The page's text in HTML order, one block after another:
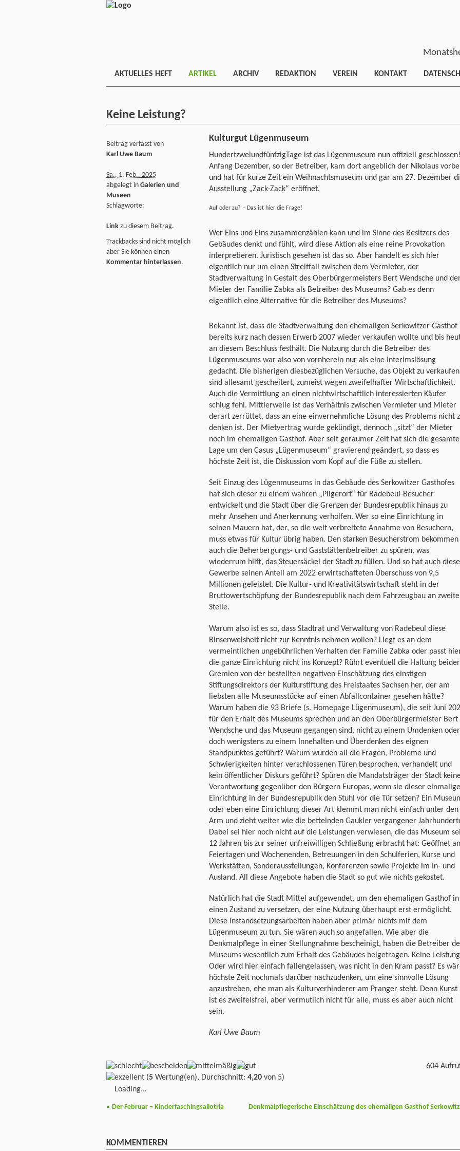
AKTUELLES HEFT ARTIKEL ARCHIV REDAKTION VEREIN KONTAKT
Keine Leistung?
Kulturgut Lügenmuseum
HundertzweiundfünfzigTage ist das Lügenmuseum nun offiziell geschlossen!
Anfang Dezember, so der Betreiber, kam dort angeblich der Nikolaus
und hat für kurze Zeit ein Weihnachtsmuseum und gar am 27. Dezember
Ausstellung „Zack-Zack“ eröffnet.
Auf oder zu? – Das ist hier die Frage!
Wer Eins und Eins zusammenzählen kann und im Sinne des Besitzers des
Gebäudes denkt und fühlt, wird diese Aktion als eine reine Provokation
interpretieren. Juristisch gesehen ist das so. Aber handelt es sich hier
eigentlich nur um einen Streitfall zwischen dem Vermieter, der
Stadtverwaltung in Gestalt des Oberbürgermeisters Bert Wendsche und
Mieter der Familie Zabka als Betreiber des Museums? Gab es denn
eigentlich eine Alternative für die Betreiber des Museums?
Bekannt ist, dass die Stadtverwaltung den ehemaligen Serkowitzer Gasthof
bereits kurz nach dessen Erwerb 2007 wieder verkaufen wollte und bis
an diesem Beschluss festhält. Die Nutzung durch die Betreiber des
Lügenmuseums war also von vornherein nur als eine Interimslösung
gedacht. Die bisherigen diesbezüglichen Versuche, das Objekt zu
sind allesamt gescheitert, zumeist wegen zweifelhafter Wirtschaftlichkeit.
Auch die Vermittlung an einen nichtwirtschaftlich interessierten Käufer
schlug fehl. Mittlerweile ist das Verhältnis zwischen Vermieter und Mieter
derart zerrüttet, dass an eine einvernehmliche Lösung des Problems nicht
denken ist. Der Mietvertrag wurde gekündigt, dennoch „sitzt“ der Mieter
noch im ehemaligen Gasthof. Aber seit geraumer Zeit hat sich die gesamte
Lage um den Casus „Lügenmuseum“ gravierend geändert, so dass es
höchste Zeit ist, die Diskussion vom Kopf auf die Füße zu stellen.
Seit Einzug des Lügenmuseums in das Gebäude des Serkowitzer Gasthofes
hat sich dieser zu einem wahren „Pilgerort“ für Radebeul-Besucher
entwickelt und die Stadt über die Grenzen der Bundesrepublik hinaus zu
mehr Ansehen und Anerkennung verholfen. Wer so eine Einrichtung in
seinen Mauern hat, der, so die weit verbreitete Annahme von Besuchern,
muss etwas für Kultur übrig haben. Den starken Besucherstrom bekommen
auch die Beherbergungs- und Gaststättenbetreiber zu spüren, was
wiederrum hilft, das Steuersäckel der Stadt zu füllen. Und so hat auch
Gewerbe seinen Anteil am 2022 erwirtschafteten Überschuss von 9,5
Millionen geleistet. Die Kultur- und Kreativitätswirtschaft steht in der
Bruttowertschöpfung der Bundesrepublik nach dem Fahrzeugbau an
Stelle.
Warum also ist es so, dass Stadtrat und Verwaltung von Radebeul diese
Binsenweisheit nicht zur Kenntnis nehmen wollen? Liegt es an dem
vermeintlichen ungebührlichen Verhalten der Familie Zabka oder passt
die ganze Einrichtung nicht ins Konzept? Rührt eventuell die Haltung beider
Gremien von der bestellten negativen Einschätzung des einstigen
Stiftungsdirektors der Kulturstiftung des Freistaates Sachsen her, der am
liebsten alle Museumsstücke auf einen Abfallcontainer gesehen hätte?
Warum haben die 93 Briefe (s. Homepage Lügenmuseum), die seit Juni
für den Erhalt des Museums sprechen und an den Oberbürgermeister Bert
Wendsche und das Museum gegangen sind, nicht zu einem Umdenken oder
doch wenigstens zu einem Innehalten und Überdenken des eignen
Standpunktes geführt? Warum wurden all die Fragen, Probleme und
Schwierigkeiten hinter verschlossenen Türen besprochen, verhandelt und
kein öffentlicher Diskurs geführt? Spüren die Mandatsträger der Stadt
Verantwortung gegenüber den Bürgern Europas, wenn sie dieser
Einrichtung in der Bundesrepublik den Stuhl vor die Tür setzen? Ein
oder eben eine Einrichtung dieser Art klemmt man nicht einfach unter den
Arm und zieht weiter wie die bettelnden Gaukler vergangener
Dabei sei hier noch nicht auf die Leistungen verwiesen, die das Museum
12 Jahren bis zur seiner unfreiwilligen Schließung erbracht hat: Geöffnet an
Feiertagen und Wochenenden, Betreuungen in den Schulferien, Kurse und
Werkstätten, Sonderausstellungen, Konferenzen sowie Projekte im In- und
Ausland. All diese Angebote haben die Stadt so gut wie nichts gekostet.
Natürlich hat die Stadt Mittel aufgewendet, um den ehemaligen Gasthof in
einen Zustand zu versetzen, der eine Nutzung überhaupt erst ermöglicht.
Diese Instandsetzungsarbeiten haben aber primär nichts mit dem
Lügenmuseum zu tun. Sie wären auch so angefallen. Wie aber die
Denkmalpflege in einer Stellungnahme bescheinigt, haben die Betreiber
Museums wesentlich zum Erhalt des Gebäudes beigetragen. Keine
Oder wird hier einfach fallengelassen, was nicht in den Kram passt? Es
höchste Zeit nochmals darüber nachzudenken, um eine sinnvolle Lösung
anzustreben, ehe man als Kulturverhinderer am Pranger steht. Denn Kunst
ist es zweifelsfrei, aber vermutlich nicht für alle, muss es aber auch nicht
sein.
Karl Uwe Baum
Beitrag verfasst von
Karl Uwe Baum
Sa., 1. Feb.. 2025
abgelegt in Galerien und
Museen
Schlagworte:
Link zu diesem Beitrag.
Trackbacks sind nicht möglich
aber Sie können einen
Kommentar hinterlassen.
(5 Wertung(en), Durchschnitt: 4,20 von 5)
Loading...
604
« Der Februar – Kinderfaschingsallotria Denkmalpflegerische Einschätzung des ehemaligen Gasthof Serkowitz
KOMMENTIEREN